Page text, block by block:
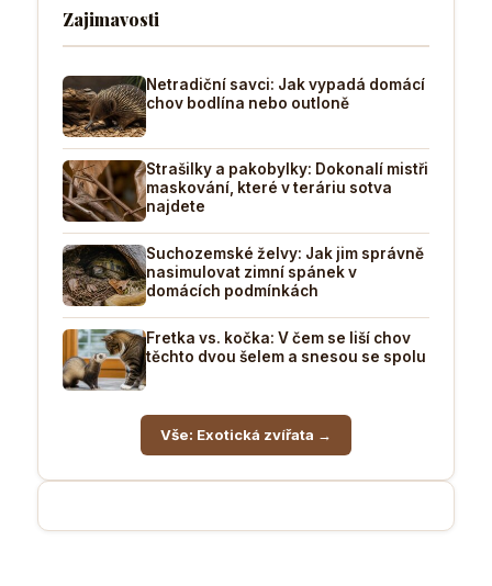
Zajimavosti
Netradiční savci: Jak vypadá domácí
chov bodlína nebo outloně
Strašilky a pakobylky: Dokonalí mistři
maskování, které v teráriu sotva
najdete
Suchozemské želvy: Jak jim správně
nasimulovat zimní spánek v
domácích podmínkách
Fretka vs. kočka: V čem se liší chov
těchto dvou šelem a snesou se spolu
Vše: Exotická zvířata →